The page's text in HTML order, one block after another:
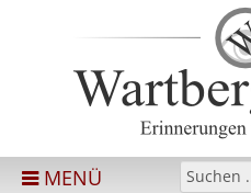
MENÜ